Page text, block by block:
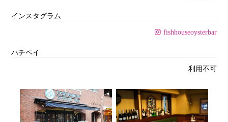
インスタグラム
fishhouseoysterbar
ハチペイ
利用不可